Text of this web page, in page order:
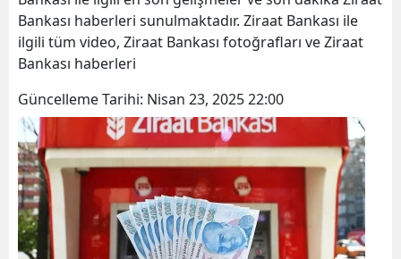
Bankası haberleri sunulmaktadır. Ziraat Bankası ile
ilgili tüm video, Ziraat Bankası fotoğrafları ve Ziraat
Bankası haberleri
Güncelleme Tarihi: Nisan 23, 2025 22:00